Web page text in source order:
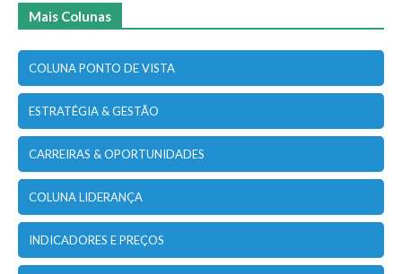
Mais Colunas
COLUNA PONTO DE VISTA
ESTRATÉGIA & GESTÃO
CARREIRAS & OPORTUNIDADES
COLUNA LIDERANÇA
INDICADORES E PREÇOS